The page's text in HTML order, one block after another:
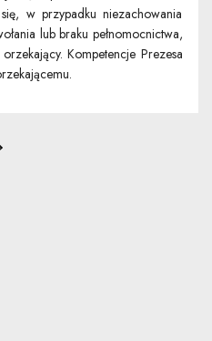
w przypadku niezachowania
lub braku pełnomocnictwa,
Kompetencje Prezesa